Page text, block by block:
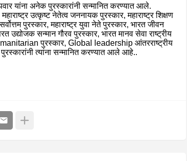
यांना अनेक पुरस्कारांनी सन्मानित करण्यात आले.
उत्कृष्ट नेतेत्व जननायक पुरस्कार, महाराष्ट्र शिक्षण
पुरस्कार, महाराष्ट्र युवा नेते पुरस्कार, भारत जीवन
उद्योजक सन्मान गौरव पुरस्कार, भारत मानव सेवा राष्ट्रीय
पुरस्कार, Global leadership आंतरराष्ट्रीय
त्यांना सन्मानित करण्यात आले आहे..